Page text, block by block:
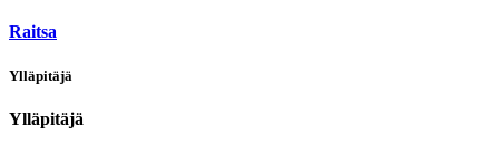
Raitsa
Ylläpitäjä
Ylläpitäjä